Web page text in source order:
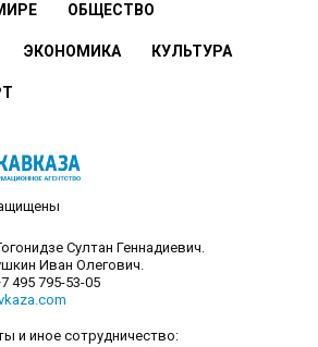
ОБЩЕСТВО
ЭКОНОМИКА КУЛЬТУРА
Султан Геннадиевич.
Иван Олегович.
495 795-53-05
и иное сотрудничество: